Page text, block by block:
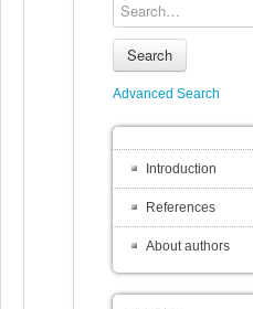
Search
Advanced Search
Introduction
References
About authors